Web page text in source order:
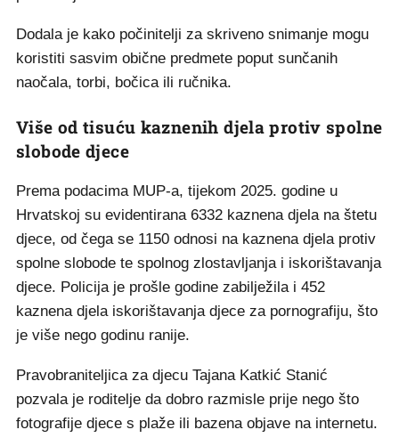
Dodala je kako počinitelji za skriveno snimanje mogu
koristiti sasvim obične predmete poput sunčanih
naočala, torbi, bočica ili ručnika.
Više od tisuću kaznenih djela protiv spolne
slobode djece
Prema podacima MUP-a, tijekom 2025. godine u
Hrvatskoj su evidentirana 6332 kaznena djela na štetu
djece, od čega se 1150 odnosi na kaznena djela protiv
spolne slobode te spolnog zlostavljanja i iskorištavanja
djece. Policija je prošle godine zabilježila i 452
kaznena djela iskorištavanja djece za pornografiju, što
je više nego godinu ranije.
Pravobraniteljica za djecu Tajana Katkić Stanić
pozvala je roditelje da dobro razmisle prije nego što
fotografije djece s plaže ili bazena objave na internetu.